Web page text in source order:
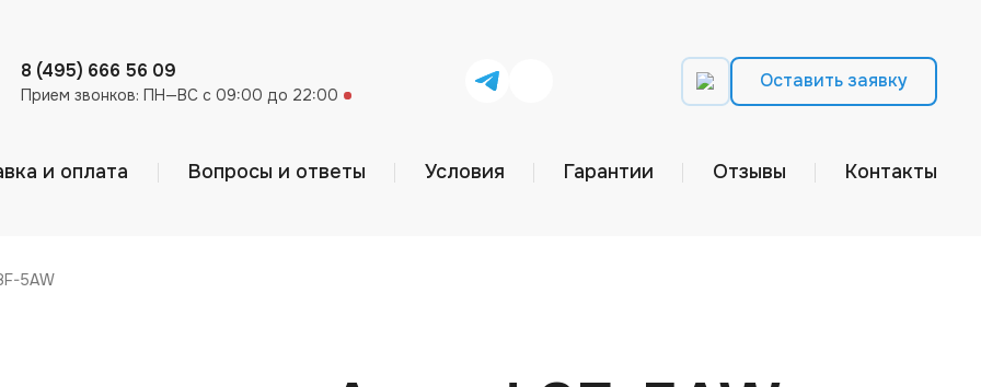
8 (495) 666 56 09
Прием звонков: ПН—ВС с 09:00 до 22:00
Оставить заявку
и оплата Вопросы и ответы Условия Гарантии Отзывы Контакты
5AW